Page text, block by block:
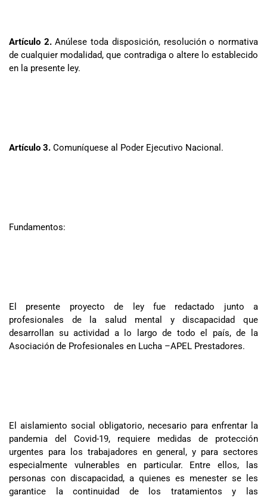
Artículo 2.Anúlese toda disposición, resolución o normativa
de cualquier modalidad, que contradiga o altere lo establecido
en la presente ley.
Artículo 3. Comuníquese al Poder Ejecutivo Nacional.
Fundamentos:
El presente proyecto de ley fue redactado junto a
profesionales de la salud mental y discapacidad que
desarrollan su actividad a lo largo de todo el país, de la
Asociación de Profesionales en Lucha –APEL Prestadores.
El aislamiento social obligatorio, necesario para enfrentar la
pandemia del Covid-19, requiere medidas de protección
urgentes para los trabajadores en general, y para sectores
especialmente vulnerables en particular. Entre ellos, las
personas con discapacidad, a quienes es menester se les
garantice la continuidad de los tratamientos y las